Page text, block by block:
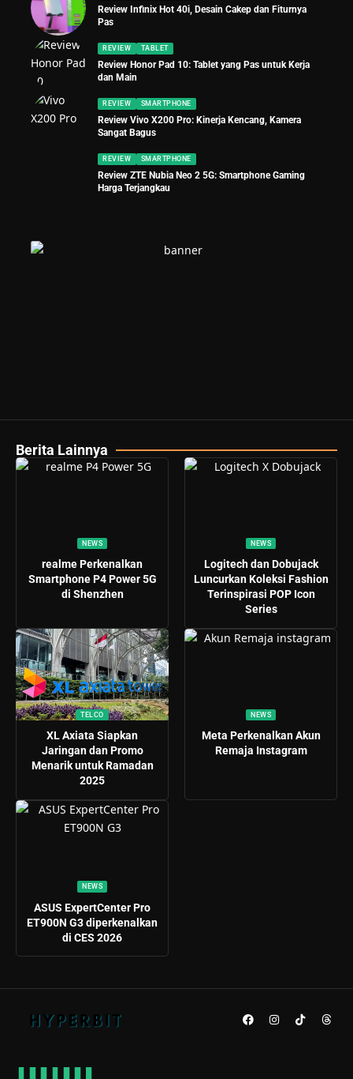
Review Infinix Hot 40i, Desain Cakep dan Fiturnya
Pas
REVIEW TABLET
Review Honor Pad 10: Tablet yang Pas untuk Kerja
dan Main
REVIEW SMARTPHONE
Review Vivo X200 Pro: Kinerja Kencang, Kamera
Sangat Bagus
REVIEW SMARTPHONE
Review ZTE Nubia Neo 2 5G: Smartphone Gaming
Harga Terjangkau
Berita Lainnya
NEWS
realme Perkenalkan
Smartphone P4 Power 5G
di Shenzhen
NEWS
Logitech dan Dobujack
Luncurkan Koleksi Fashion
Terinspirasi POP Icon
Series
TELCO
XL Axiata Siapkan
Jaringan dan Promo
Menarik untuk Ramadan
2025
NEWS
Meta Perkenalkan Akun
Remaja Instagram
NEWS
ASUS ExpertCenter Pro
ET900N G3 diperkenalkan
di CES 2026